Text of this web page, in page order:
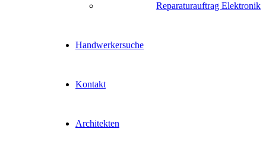
Reparaturauftrag Elektronik
Handwerkersuche
Kontakt
Architekten